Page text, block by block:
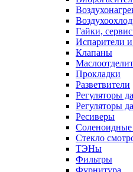
Гайки,
Испарители
Клапаны
Прокладки
Разветвители
Регуляторы
Регуляторы
Ресиверы
Соленоидные
Стекло
ТЭНы
Фильтры
Фурнитура